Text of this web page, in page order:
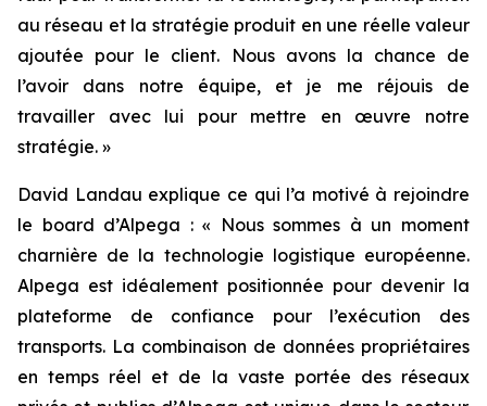
au réseau et la stratégie produit en une réelle valeur
ajoutée pour le client. Nous avons la chance de
l’avoir dans notre équipe, et je me réjouis de
travailler avec lui pour mettre en œuvre notre
stratégie. »
David Landau explique ce qui l’a motivé à rejoindre
le board d’Alpega : « Nous sommes à un moment
charnière de la technologie logistique européenne.
Alpega est idéalement positionnée pour devenir la
plateforme de confiance pour l’exécution des
transports. La combinaison de données propriétaires
en temps réel et de la vaste portée des réseaux